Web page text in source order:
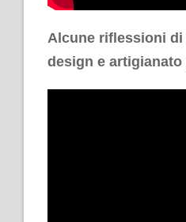
Alcune riflessioni di
design e artigianato